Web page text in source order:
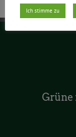
Grüne
Ich stimme zu